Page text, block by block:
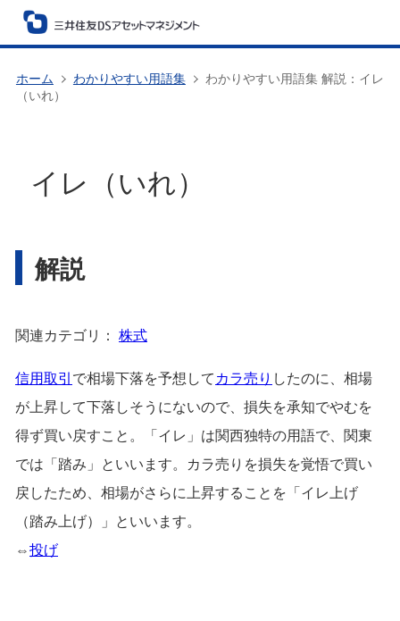
ホーム わかりやすい用語集
わかりやすい用語集 解説：イレ
（いれ）
イレ（いれ）
解説
関連カテゴリ： 株式
信用取引で相場下落を予想してカラ売り したのに、相場
が上昇して下落しそうにないので、損失を承知でやむを
得ず買い戻すこと。「イレ」は関西独特の用語で、関東
では「踏み」といいます。カラ売りを損失を覚悟で買い
戻したため、相場がさらに上昇することを「イレ上げ
（踏み上げ）」といいます。
⇔投げ